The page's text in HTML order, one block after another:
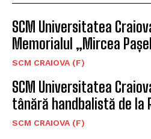
SCM Universitatea
Memorialul „Mircea
SCM CRAIOVA (F)
SCM Universitatea
tânără handbalistă de la
SCM CRAIOVA (F)